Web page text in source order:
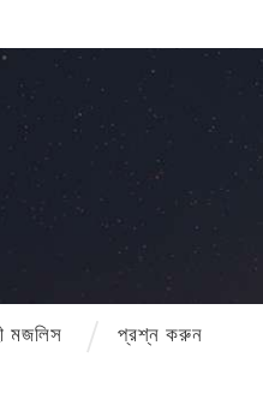
মজলিস প্রশ্ন করুন